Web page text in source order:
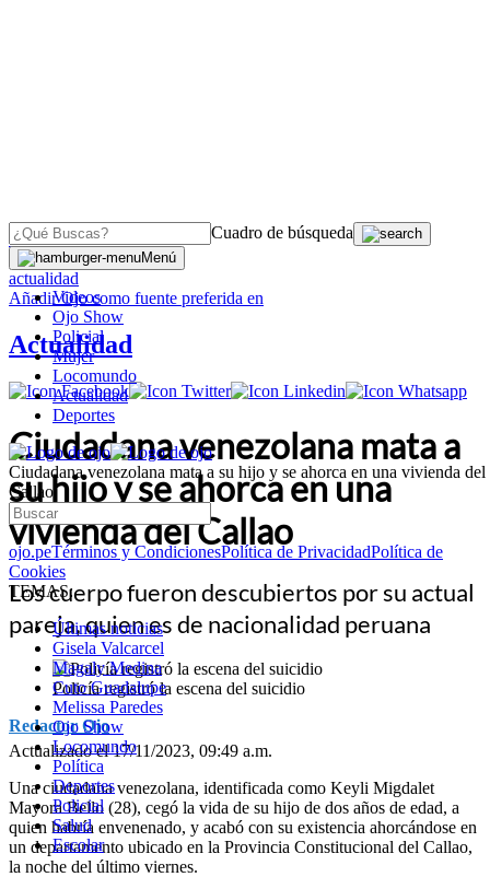
Cuadro de búsqueda
Menú
Videos
Ojo Show
Policial
Mujer
Locomundo
Actualidad
Deportes
Ciudadana venezolana mata a su hijo y se ahorca en una vivienda del
Callao
ojo.peTérminos y CondicionesPolítica de PrivacidadPolítica de
Cookies
TEMAS:
Últimas noticias
Gisela Valcarcel
Magaly Medina
Cuto Guadalupe
Melissa Paredes
Ojo Show
Locomundo
Política
Deportes
Policial
Salud
Escolar
OJO
actualidad
AñadirOjocomo fuente preferida en
Actualidad
Ciudadana venezolana mata a
su hijo y se ahorca en una
vivienda del Callao
Los cuerpo fueron descubiertos por su actual
pareja, quien es de nacionalidad peruana
Policía registró la escena del suicidio
Redactor Ojo
Actualizado el 17/11/2023, 09:49 a.m.
Una ciudadana venezolana, identificada como Keyli Migdalet
Mayora Bello (28), cegó la vida de su hijo de dos años de edad, a
quien habría envenenado, y acabó con su existencia ahorcándose en
un departamento ubicado en la Provincia Constitucional del Callao,
la noche del último viernes.